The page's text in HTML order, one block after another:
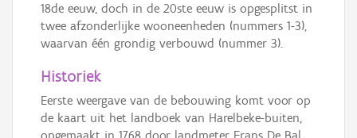
18de eeuw, doch in de 20ste eeuw is opgesplitst in
twee afzonderlijke wooneenheden (nummers 1-3),
waarvan één grondig verbouwd (nummer 3).
Historiek
Eerste weergave van de bebouwing komt voor op
de kaart uit het landboek van Harelbeke-buiten,